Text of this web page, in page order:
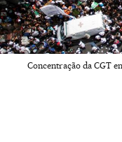
Concentração da CGT